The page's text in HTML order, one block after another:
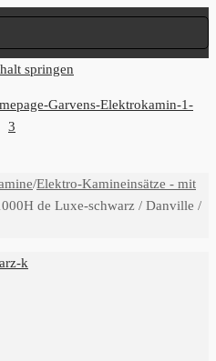
springen
/Elektro-Kamineinsätze - mit
de Luxe-schwarz / Danville /